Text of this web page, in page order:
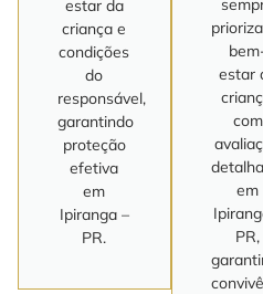
estar da
criança e
condições
do
responsável,
garantindo
proteção
efetiva
em
Ipiranga –
PR.
estar
com
em
PR,